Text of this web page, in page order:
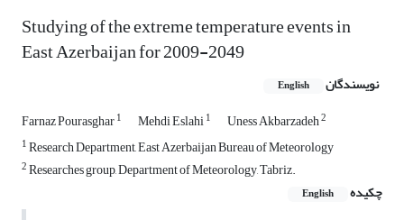
Studying of the extreme temperature events in
East Azerbaijan for 2009-2049
نویسندگان English
Farnaz Pourasghar1 Mehdi Eslahi1 Uness Akbarzadeh2
1Research Department, East Azerbaijan Bureau of Meteorology
2Researches group, Department of Meteorology, Tabriz.
چکیده
English